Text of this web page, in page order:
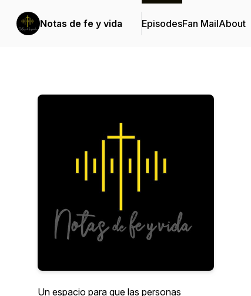
Notas de fe y vida EpisodesFan MailAbout
Un espacio para que las personas